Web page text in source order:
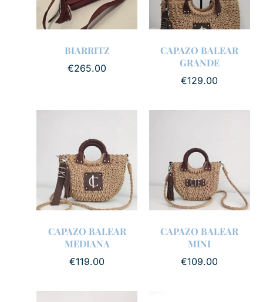
BIARRITZ
€265.00
CAPAZO BALEAR
GRANDE
€129.00
CAPAZO BALEAR
MEDIANA
€119.00
CAPAZO BALEAR
MINI
€109.00